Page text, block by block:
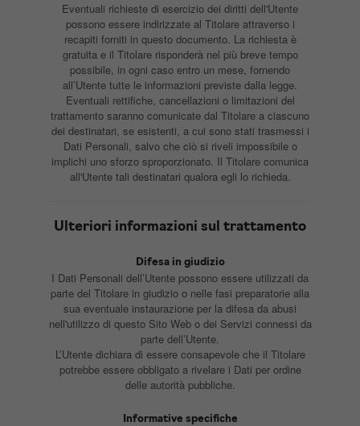
Eventuali richieste di esercizio dei diritti dell'Utente
possono essere indirizzate al Titolare attraverso i
recapiti forniti in questo documento. La richiesta è
gratuita e il Titolare risponderà nel più breve tempo
possibile, in ogni caso entro un mese, fornendo
all’Utente tutte le informazioni previste dalla legge.
Eventuali rettifiche, cancellazioni o limitazioni del
trattamento saranno comunicate dal Titolare a ciascuno
dei destinatari, se esistenti, a cui sono stati trasmessi i
Dati Personali, salvo che ciò si riveli impossibile o
implichi uno sforzo sproporzionato. Il Titolare comunica
all'Utente tali destinatari qualora egli lo richieda.
Ulteriori informazioni sul trattamento
Difesa in giudizio
I Dati Personali dell’Utente possono essere utilizzati da
parte del Titolare in giudizio o nelle fasi preparatorie alla
sua eventuale instaurazione per la difesa da abusi
nell'utilizzo di questo Sito Web o dei Servizi connessi da
parte dell’Utente.
L’Utente dichiara di essere consapevole che il Titolare
potrebbe essere obbligato a rivelare i Dati per ordine
delle autorità pubbliche.
Informative specifiche